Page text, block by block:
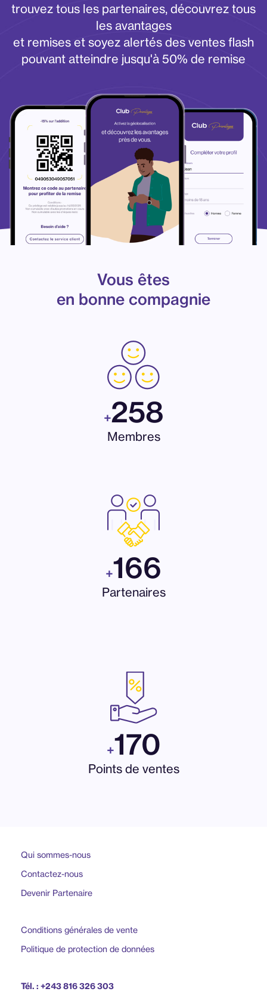
trouvez tous les partenaires, découvrez tous
les avantages
et remises et soyez alertés des ventes flash
pouvant atteindre jusqu'à 50% de remise
Vous êtes
en bonne compagnie
+258
Membres
+166
Partenaires
+170
Points de ventes
Qui sommes-nous
Contactez-nous
Devenir Partenaire
Conditions générales de vente
Politique de protection de données
Tél. : +243 816 326 303